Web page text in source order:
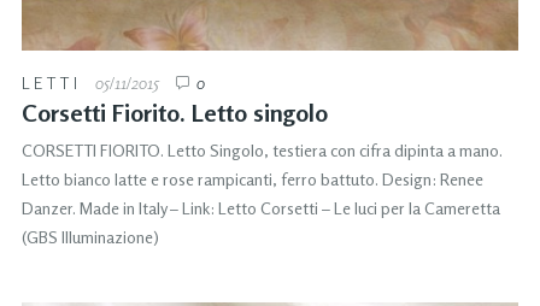
LETTI 05/11/2015 0
Corsetti Fiorito. Letto singolo
CORSETTI FIORITO. Letto Singolo, testiera con cifra dipinta a mano.
Letto bianco latte e rose rampicanti, ferro battuto. Design: Renee
Danzer. Made in Italy – Link: Letto Corsetti – Le luci per la Cameretta
(GBS Illuminazione)